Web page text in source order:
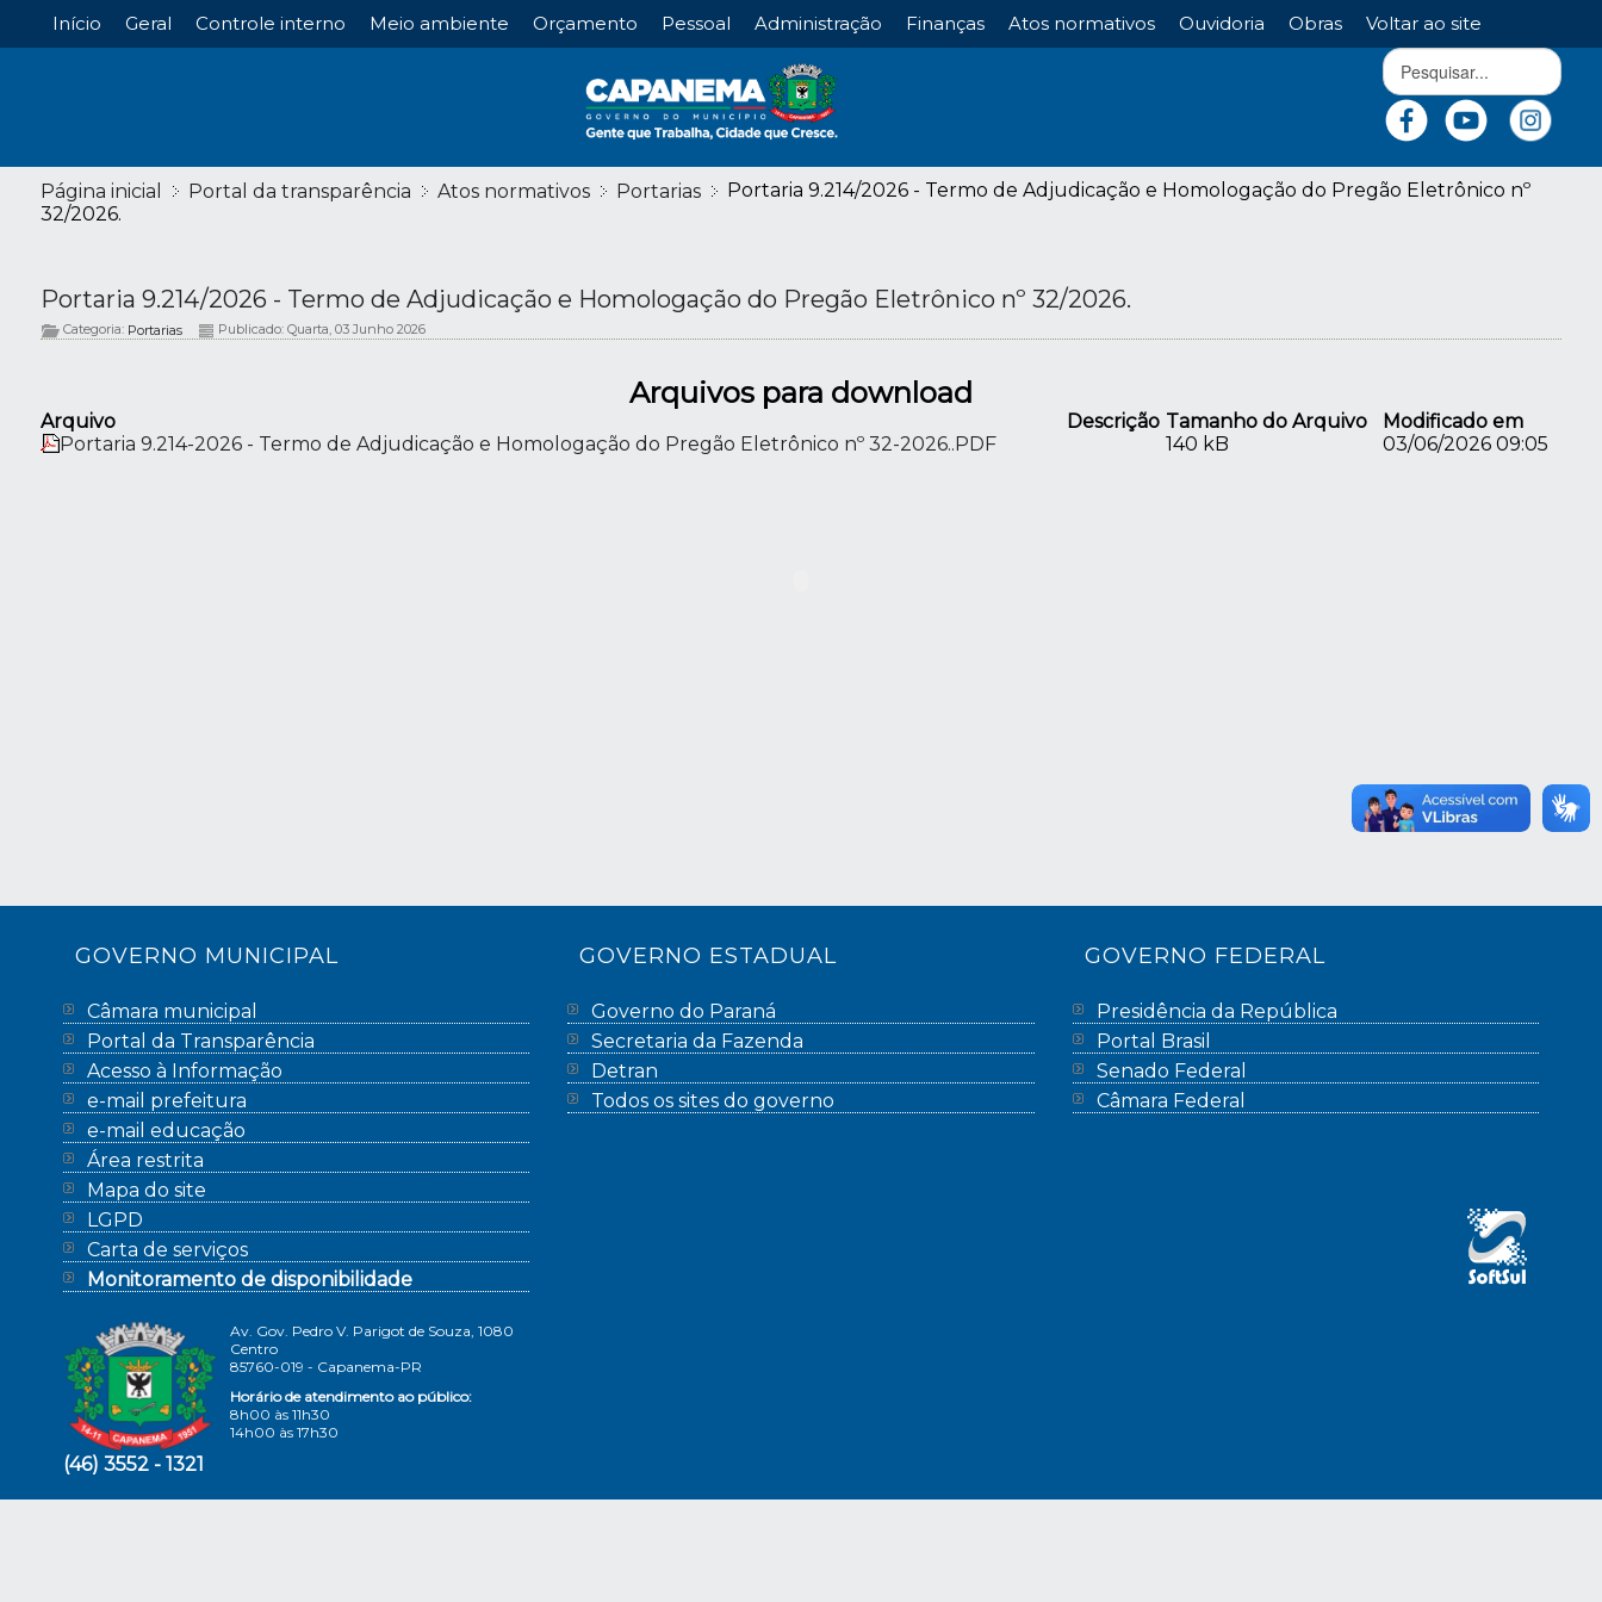
Início Geral Controle interno Meio ambiente Orçamento Pessoal Administração Finanças Atos normativos Ouvidoria Obras Voltar ao site
Página inicial Portal da transparência Atos normativos Portarias
Portaria 9.214/2026 - Termo de Adjudicação e Homologação do Pregão Eletrônico nº
32/2026.
Portaria 9.214/2026 - Termo de Adjudicação e Homologação do Pregão Eletrônico nº 32/2026.
Categoria: Portarias Publicado: Quarta, 03 Junho 2026
Arquivos para download
Arquivo Descrição Tamanho do Arquivo
Modificado em
Portaria 9.214-2026 - Termo de Adjudicação e Homologação do Pregão Eletrônico nº 32-2026..PDF
140 kB 03/06/2026 09:05
GOVERNO MUNICIPAL
Câmara municipal
Portal da Transparência
Acesso à Informação
e-mail prefeitura
e-mail educação
Área restrita
Mapa do site
LGPD
Carta de serviços
Monitoramento de disponibilidade
Av. Gov. Pedro V. Parigot de Souza, 1080
Centro
85760-019 - Capanema-PR
Horário de atendimento ao público:
8h00 às 11h30
14h00 às 17h30
(46) 3552 - 1321
GOVERNO ESTADUAL
Governo do Paraná
Secretaria da Fazenda
Detran
Todos os sites do governo
GOVERNO FEDERAL
Presidência da República
Portal Brasil
Senado Federal
Câmara Federal